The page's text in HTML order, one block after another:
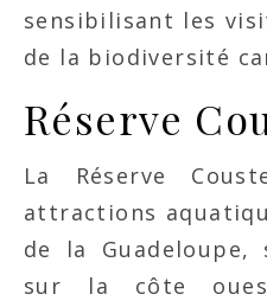
sensibilisant les
de la biodiversité
Réserve
La Réserve
attractions
de la
sur la côte